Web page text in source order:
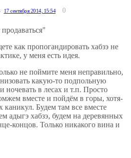
17 сентября 2014, 15:54 0
как пропогандировать хабзэ не
у меня есть идея.
не поймите меня неправильно,
какую-то подпольную
ночевать в лесах и т.п. Просто
вместе и пойдём в горы, хотя-
каникул. Будем там все вместе
адыгэ хабзэ, будем на деревянных
концов. Только никакого вина и